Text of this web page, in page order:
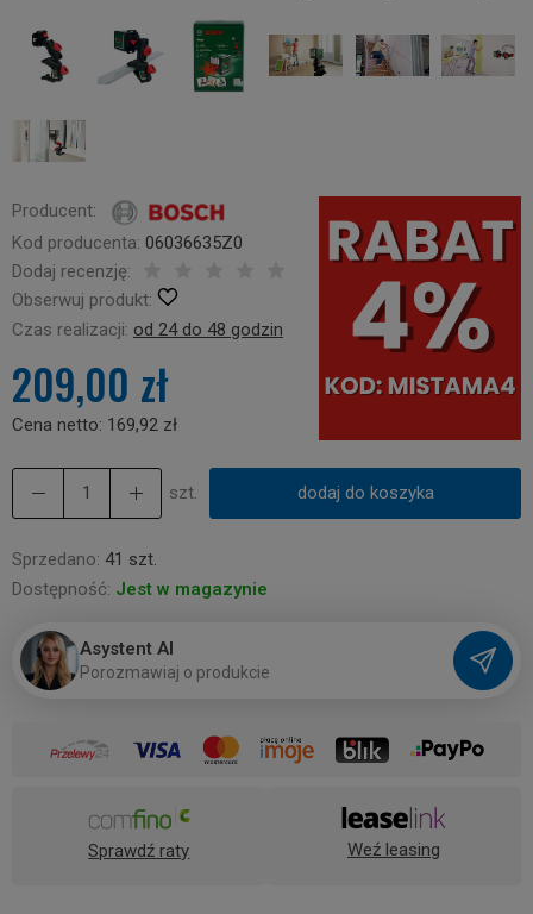
Producent:
Kod producenta: 06036635Z0
Dodaj recenzję:
Obserwuj produkt:
Czas realizacji: od 24 do 48 godzin
209,00 zł
Cena netto: 169,92 zł
szt. dodaj do koszyka
Sprzedano: 41 szt.
Dostępność: Jest w magazynie
Asystent AI
Porozmawiaj o produkcie
Sprawdź raty Weź leasing